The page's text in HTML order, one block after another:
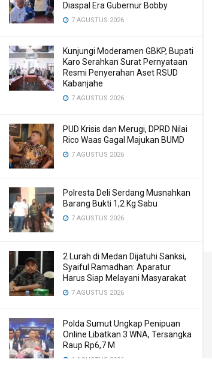
Diaspal Era Gubernur Bobby
7 AGUSTUS 2026
Kunjungi Moderamen GBKP, Bupati
Karo Serahkan Surat Pernyataan
Resmi Penyerahan Aset RSUD
Kabanjahe
7 AGUSTUS 2026
PUD Krisis dan Merugi, DPRD Nilai
Rico Waas Gagal Majukan BUMD
7 AGUSTUS 2026
Polresta Deli Serdang Musnahkan
Barang Bukti 1,2 Kg Sabu
7 AGUSTUS 2026
2 Lurah di Medan Dijatuhi Sanksi,
Syaiful Ramadhan: Aparatur
Harus Siap Melayani Masyarakat
7 AGUSTUS 2026
Polda Sumut Ungkap Penipuan
Online Libatkan 3 WNA, Tersangka
Raup Rp6,7 M
6 AGUSTUS 2026